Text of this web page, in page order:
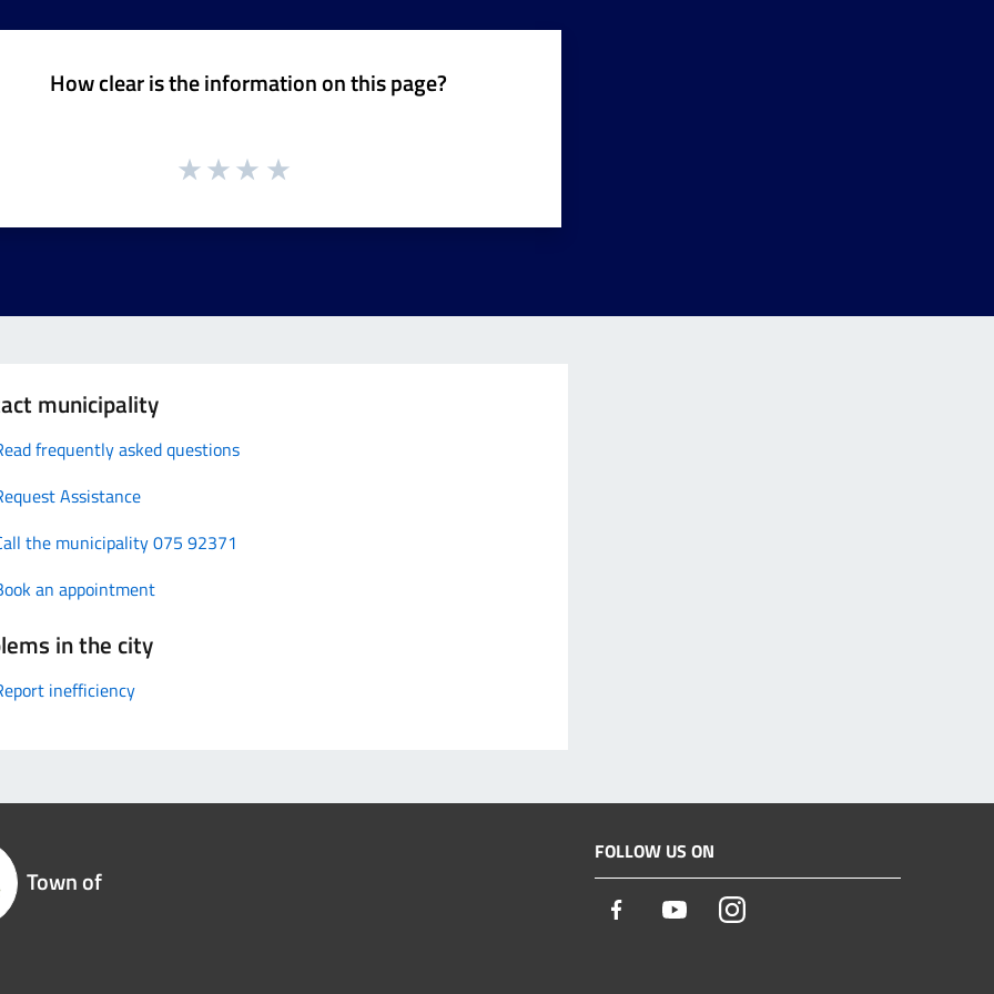
How clear is the information on this page?
municipality
frequently asked questions
Assistance
the municipality 075 92371
an appointment
in the city
inefficiency
Town of
FOLLOW US ON
Facebook YoutubeInstagram